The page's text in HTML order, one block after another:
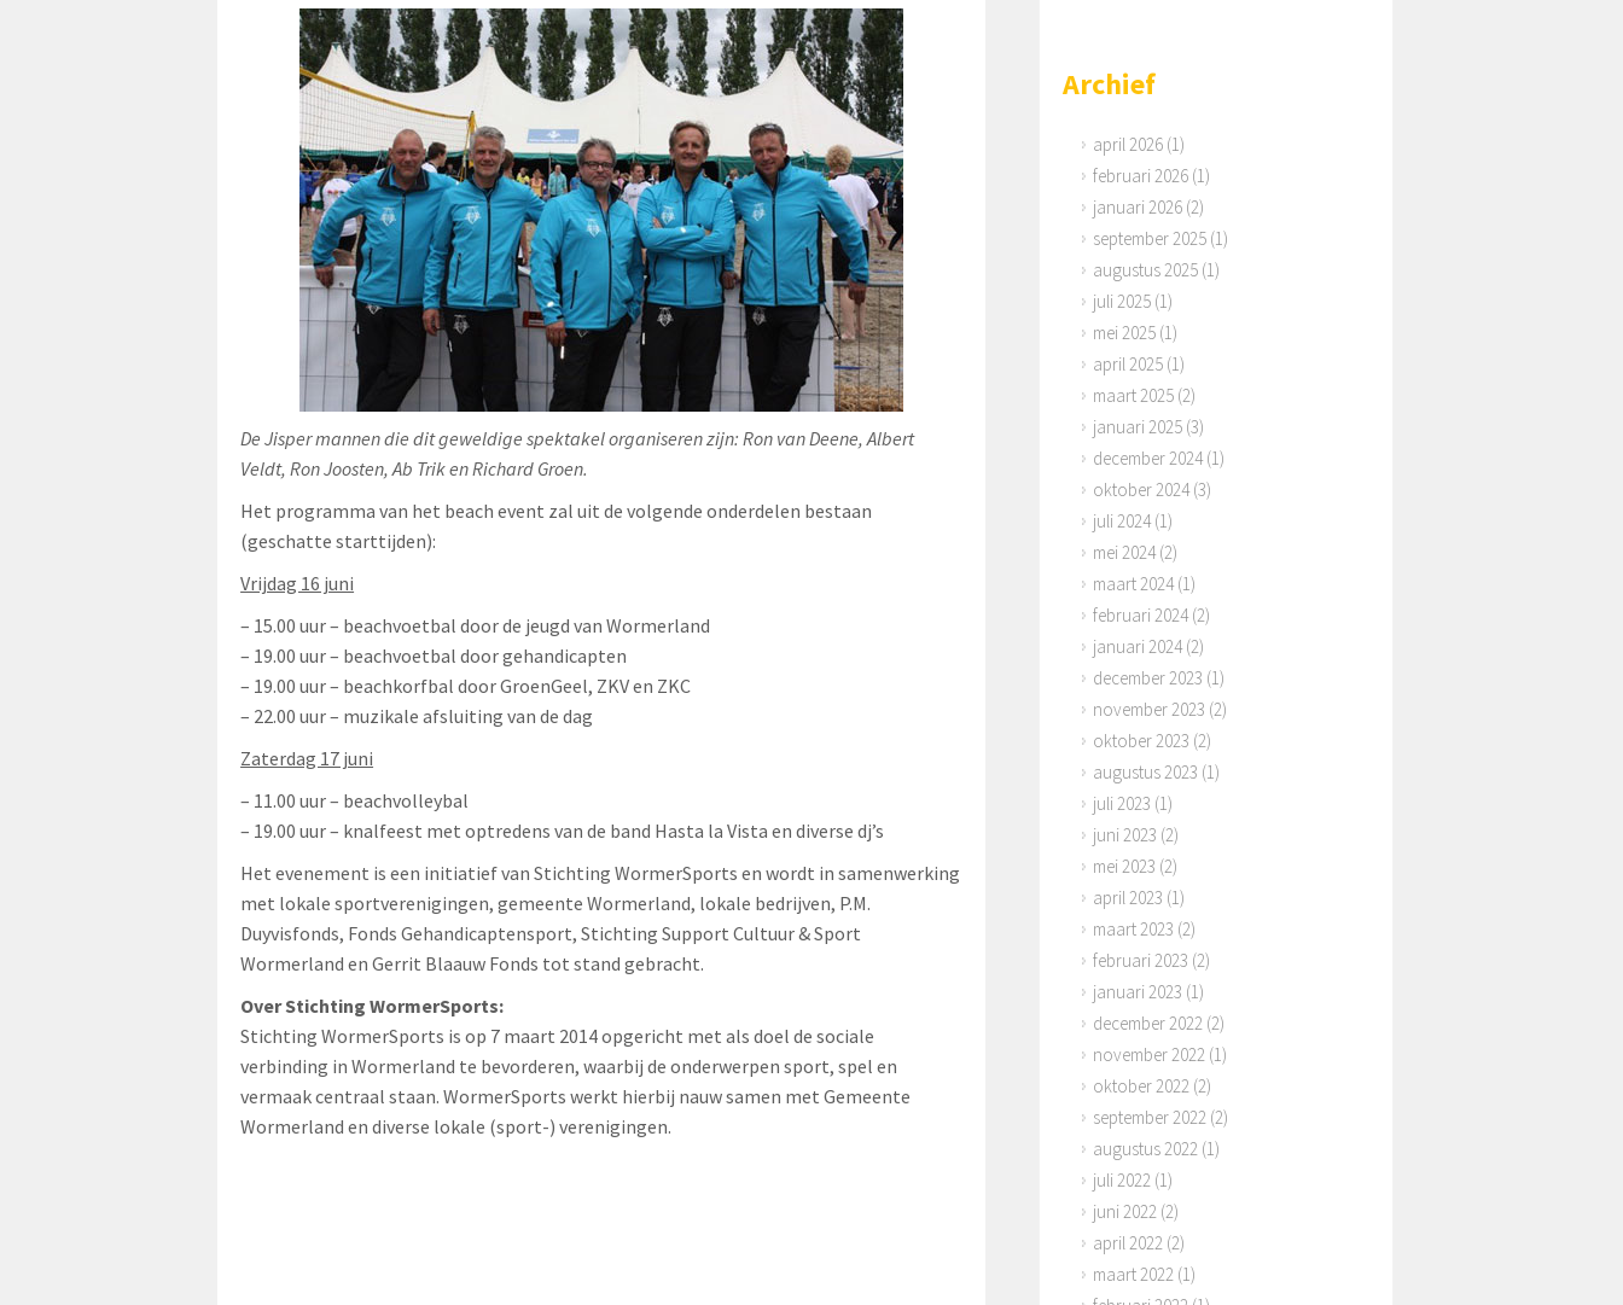
De Jisper mannen die dit geweldige spektakel organiseren zijn: Ron van Deene, Albert
Veldt, Ron Joosten, Ab Trik en Richard Groen.
Het programma van het beach event zal uit de volgende onderdelen bestaan
(geschatte starttijden):
Vrijdag 16 juni
– 15.00 uur – beachvoetbal door de jeugd van Wormerland
– 19.00 uur – beachvoetbal door gehandicapten
– 19.00 uur – beachkorfbal door GroenGeel, ZKV en ZKC
– 22.00 uur – muzikale afsluiting van de dag
Zaterdag 17 juni
– 11.00 uur – beachvolleybal
– 19.00 uur – knalfeest met optredens van de band Hasta la Vista en diverse dj’s
Het evenement is een initiatief van Stichting WormerSports en wordt in samenwerking
met lokale sportverenigingen, gemeente Wormerland, lokale bedrijven, P.M.
Duyvisfonds, Fonds Gehandicaptensport, Stichting Support Cultuur & Sport
Wormerland en Gerrit Blaauw Fonds tot stand gebracht.
Over Stichting WormerSports:
Stichting WormerSports is op 7 maart 2014 opgericht met als doel de sociale
verbinding in Wormerland te bevorderen, waarbij de onderwerpen sport, spel en
vermaak centraal staan. WormerSports werkt hierbij nauw samen met Gemeente
Wormerland en diverse lokale (sport-) verenigingen.
Archief
april 2026(1)
februari 2026(1)
januari 2026(2)
september 2025(1)
augustus 2025(1)
juli 2025(1)
mei 2025(1)
april 2025(1)
maart 2025(2)
januari 2025(3)
december 2024(1)
oktober 2024(3)
juli 2024(1)
mei 2024(2)
maart 2024(1)
februari 2024(2)
januari 2024(2)
december 2023 (1)
november 2023 (2)
oktober 2023 (2)
augustus 2023 (1)
juli 2023 (1)
juni 2023 (2)
mei 2023 (2)
april 2023 (1)
maart 2023 (2)
februari 2023 (2)
januari 2023 (1)
december 2022(2)
november 2022(1)
oktober 2022(2)
september 2022(2)
augustus 2022(1)
juli 2022(1)
juni 2022(2)
april 2022(2)
maart 2022(1)